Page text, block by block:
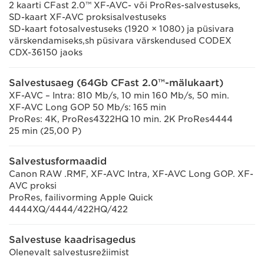
2 kaarti CFast 2.0™ XF-AVC- või ProRes-salvestuseks,
SD-kaart XF-AVC proksisalvestuseks
SD-kaart fotosalvestuseks (1920 × 1080) ja püsivara
värskendamiseks,sh püsivara värskendused CODEX
CDX-36150 jaoks
Salvestusaeg (64Gb CFast 2.0™-mälukaart)
XF-AVC – Intra: 810 Mb/s, 10 min 160 Mb/s, 50 min.
XF-AVC Long GOP 50 Mb/s: 165 min
ProRes: 4K, ProRes4322HQ 10 min. 2K ProRes4444
25 min (25,00 P)
Salvestusformaadid
Canon RAW .RMF, XF-AVC Intra, XF-AVC Long GOP. XF-
AVC proksi
ProRes, failivorming Apple Quick
4444XQ/4444/422HQ/422
Salvestuse kaadrisagedus
Olenevalt salvestusrežiimist